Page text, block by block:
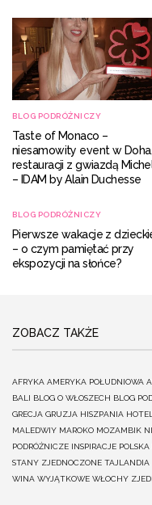
BLOG PODRÓŻNICZY
Taste of Monaco –
niesamowity event w
restauracji z gwiazdą
– IDAM by Alain Duchesse
BLOG PODRÓŻNICZY
Pierwsze wakacje z
– o czym pamiętać przy
ekspozycji na słońce?
ZOBACZ TAKŻE
AFRYKA AMERYKA POŁUDNIOWA
BALI BLOG O WŁOSZECH BLOG
GRECJA GRUZJA HISZPANIA
MALEDWIY MAROKO MOZAMBIK
PODRÓŻNICZE INSPIRACJE POLSKA
STANY ZJEDNOCZONE TAJLANDIA
WINA WYJĄTKOWE WŁOCHY